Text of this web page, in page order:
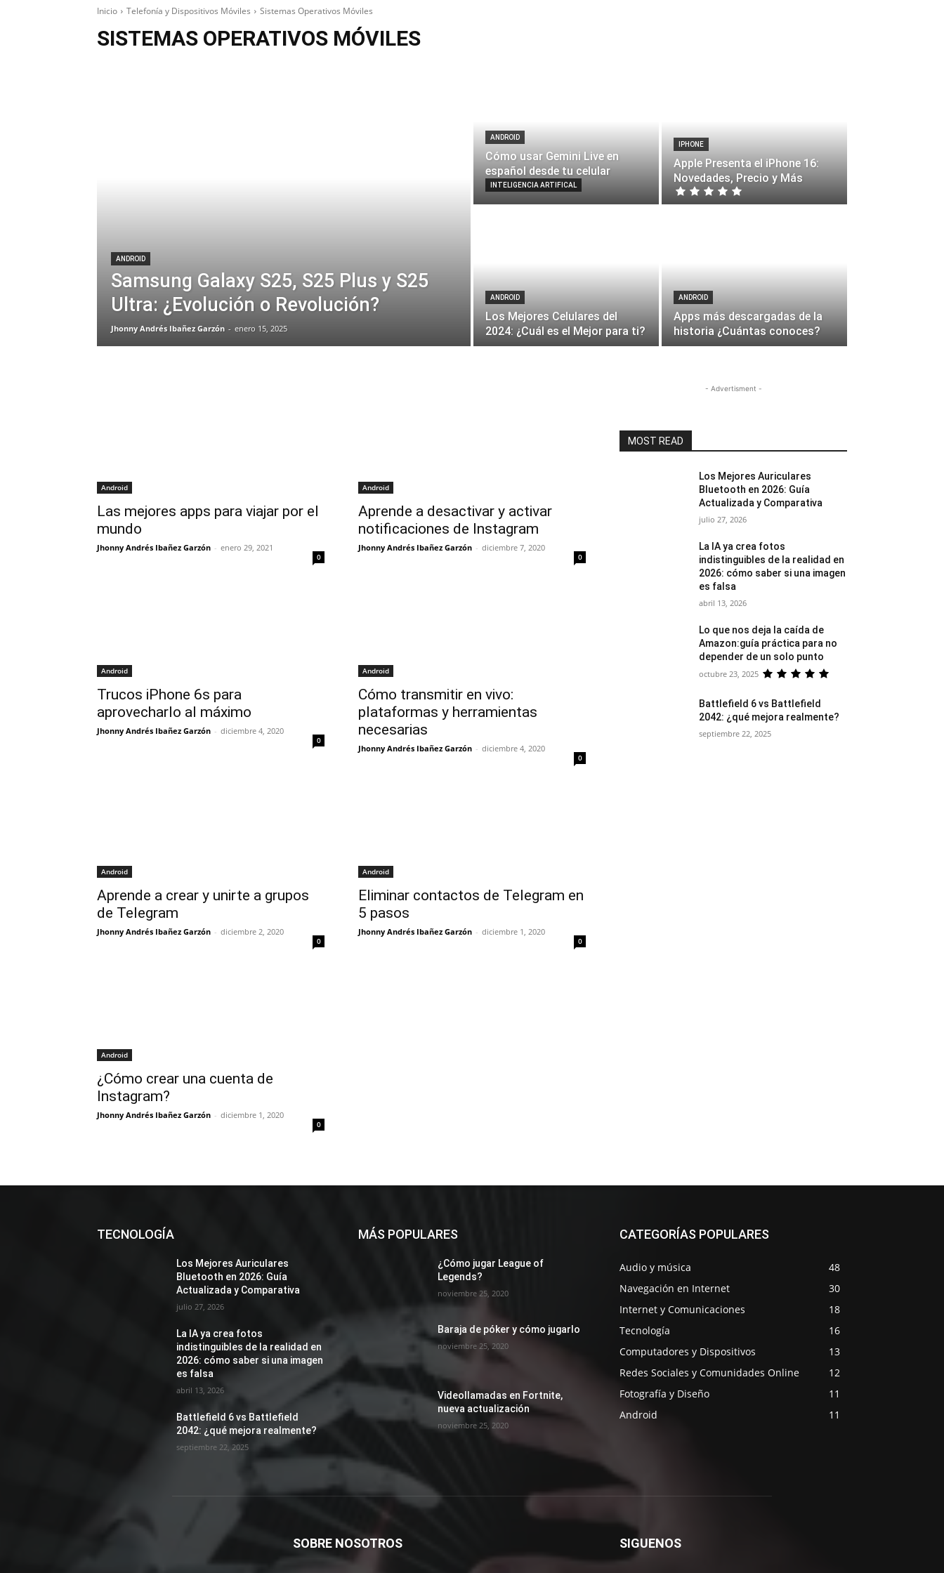
Inicio Telefonía y Dispositivos Móviles Sistemas Operativos Móviles
SISTEMAS OPERATIVOS MÓVILES
ANDROID
Samsung Galaxy S25, S25 Plus y S25
Ultra: ¿Evolución o Revolución?
Jhonny Andrés Ibañez Garzón - enero 15, 2025
ANDROID
Cómo usar Gemini Live en
español desde tu celular
INTELIGENCIA ARTIFICAL
IPHONE
Apple Presenta el iPhone 16:
Novedades, Precio y Más
ANDROID
Los Mejores Celulares del
2024: ¿Cuál es el Mejor para ti?
ANDROID
Apps más descargadas de la
historia ¿Cuántas conoces?
Android
Las mejores apps para viajar por el
mundo
Jhonny Andrés Ibañez Garzón - enero 29, 2021
0
Android
Aprende a desactivar y activar
notificaciones de Instagram
Jhonny Andrés Ibañez Garzón - diciembre 7, 2020
0
Android
Trucos iPhone 6s para
aprovecharlo al máximo
Jhonny Andrés Ibañez Garzón - diciembre 4, 2020
0
Android
Cómo transmitir en vivo:
plataformas y herramientas
necesarias
Jhonny Andrés Ibañez Garzón - diciembre 4, 2020
0
Android
Aprende a crear y unirte a grupos
de Telegram
Jhonny Andrés Ibañez Garzón - diciembre 2, 2020
0
Android
Eliminar contactos de Telegram en
5 pasos
Jhonny Andrés Ibañez Garzón - diciembre 1, 2020
0
Android
¿Cómo crear una cuenta de
Instagram?
Jhonny Andrés Ibañez Garzón - diciembre 1, 2020
0
- Advertisment -
MOST READ
Los Mejores Auriculares
Bluetooth en 2026: Guía
Actualizada y Comparativa
julio 27, 2026
La IA ya crea fotos
indistinguibles de la realidad en
2026: cómo saber si una imagen
es falsa
abril 13, 2026
Lo que nos deja la caída de
Amazon:guía práctica para no
depender de un solo punto
octubre 23, 2025
Battlefield 6 vs Battlefield
2042: ¿qué mejora realmente?
septiembre 22, 2025
TECNOLOGÍA
Los Mejores Auriculares
Bluetooth en 2026: Guía
Actualizada y Comparativa
julio 27, 2026
La IA ya crea fotos
indistinguibles de la realidad en
2026: cómo saber si una imagen
es falsa
abril 13, 2026
Battlefield 6 vs Battlefield
2042: ¿qué mejora realmente?
septiembre 22, 2025
MÁS POPULARES
¿Cómo jugar League of
Legends?
noviembre 25, 2020
Baraja de póker y cómo jugarlo
noviembre 25, 2020
Videollamadas en Fortnite,
nueva actualización
noviembre 25, 2020
CATEGORÍAS POPULARES
Audio y música
48
Navegación en Internet
30
Internet y Comunicaciones
18
Tecnología
16
Computadores y Dispositivos
13
Redes Sociales y Comunidades Online
12
Fotografía y Diseño
11
Android
11
SOBRE NOSOTROS SIGUENOS